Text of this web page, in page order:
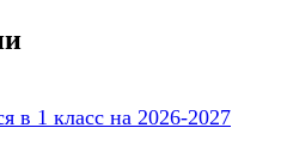
в 1 класс на 2026-2027